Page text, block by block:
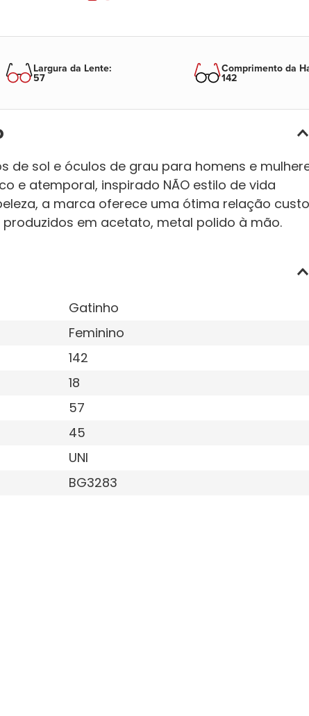
Largura da Lente:
57
Comprimento da
142
de sol e óculos de grau para homens e
e atemporal, inspirado NÃO estilo de vida
a marca oferece uma ótima relação
em acetato, metal polido à mão.
Gatinho
Feminino
142
18
57
45
UNI
BG3283